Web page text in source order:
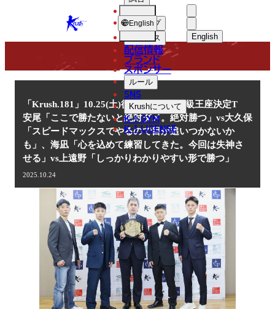
KRUSH English
中文（简体
中文（繁體
ショップ
ニュース
配信情報
ブランド
スポンサー
ルール
SNS
Krushについて
K-1 GYM
K-1 LICENSE
English
NEWS
ニュース
「Krush.181」10.25(土)後楽園 フライ級王座決定T
安尾「ここで勝たないと絶対ダメ。絶対勝つ」vs大久保
「スピードマックスでやるので目が追いつかないか
も」、海凪「心を込めて練習してきた。今回は失神さ
せる」vs上遠野「しっかりわかりやすい形で勝つ」
2025.10.24